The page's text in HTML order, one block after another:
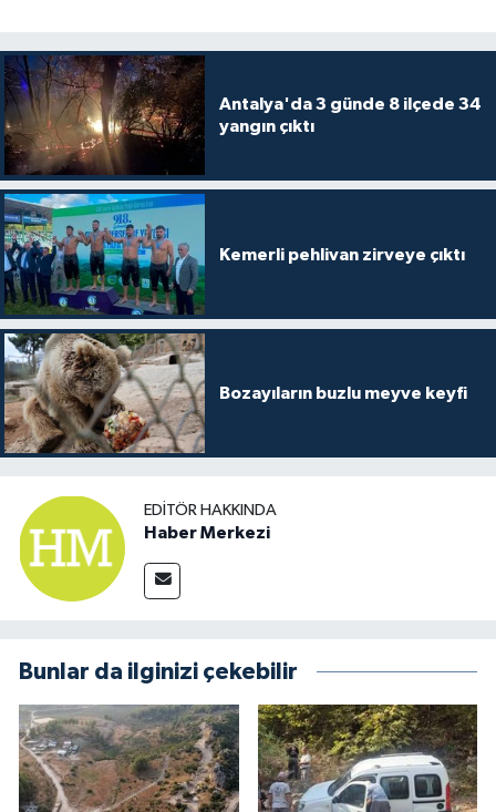
Antalya'da 3 günde 8 ilçede 34
yangın çıktı
Kemerli pehlivan zirveye çıktı
Bozayıların buzlu meyve keyfi
EDITÖR HAKKINDA
Haber Merkezi
Bunlar da ilginizi çekebilir